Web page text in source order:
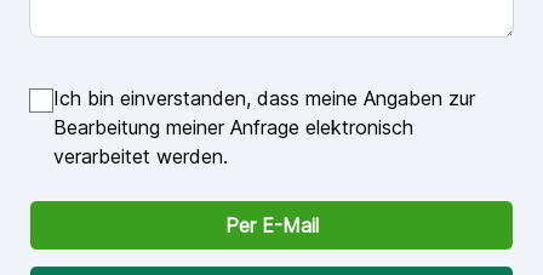
Ich bin einverstanden, dass meine Angaben zur
Bearbeitung meiner Anfrage elektronisch
verarbeitet werden.
Per E-Mail